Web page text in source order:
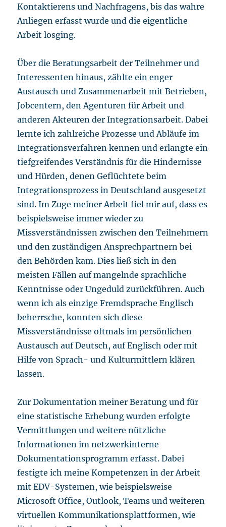
Kontaktierens und Nachfragens, bis das wahre
Anliegen erfasst wurde und die eigentliche
Arbeit losging.
Über die Beratungsarbeit der Teilnehmer und
Interessenten hinaus, zählte ein enger
Austausch und Zusammenarbeit mit Betrieben,
Jobcentern, den Agenturen für Arbeit und
anderen Akteuren der Integrationsarbeit. Dabei
lernte ich zahlreiche Prozesse und Abläufe im
Integrationsverfahren kennen und erlangte ein
tiefgreifendes Verständnis für die Hindernisse
und Hürden, denen Geflüchtete beim
Integrationsprozess in Deutschland ausgesetzt
sind. Im Zuge meiner Arbeit fiel mir auf, dass es
beispielsweise immer wieder zu
Missverständnissen zwischen den Teilnehmern
und den zuständigen Ansprechpartnern bei
den Behörden kam. Dies ließ sich in den
meisten Fällen auf mangelnde sprachliche
Kenntnisse oder Ungeduld zurückführen. Auch
wenn ich als einzige Fremdsprache Englisch
beherrsche, konnten sich diese
Missverständnisse oftmals im persönlichen
Austausch auf Deutsch, auf Englisch oder mit
Hilfe von Sprach- und Kulturmittlern klären
lassen.
Zur Dokumentation meiner Beratung und für
eine statistische Erhebung wurden erfolgte
Vermittlungen und weitere nützliche
Informationen im netzwerkinterne
Dokumentationsprogramm erfasst. Dabei
festigte ich meine Kompetenzen in der Arbeit
mit EDV-Systemen, wie beispielsweise
Microsoft Office, Outlook, Teams und weiteren
virtuellen Kommunikationsplattformen, wie